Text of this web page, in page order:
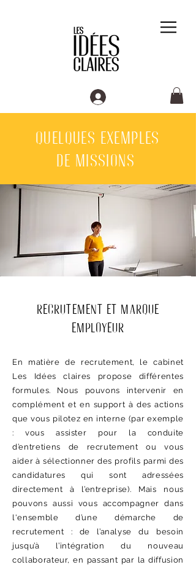
Quelques exemples
de missions
Recrutement et marque
employeur
En matière de recrutement, le cabinet
Les Idées claires propose différentes
formules. Nous pouvons intervenir en
complément et en support à des actions
que vous pilotez en interne (par exemple
: vous assister pour la conduite
d’entretiens de recrutement ou vous
aider à sélectionner des profils parmi des
candidatures qui sont adressées
directement à l’entreprise). Mais nous
pouvons aussi vous accompagner dans
l'ensemble d’une démarche de
recrutement : de l’analyse du besoin
jusqu’à l’intégration du nouveau
collaborateur, en passant par la diffusion